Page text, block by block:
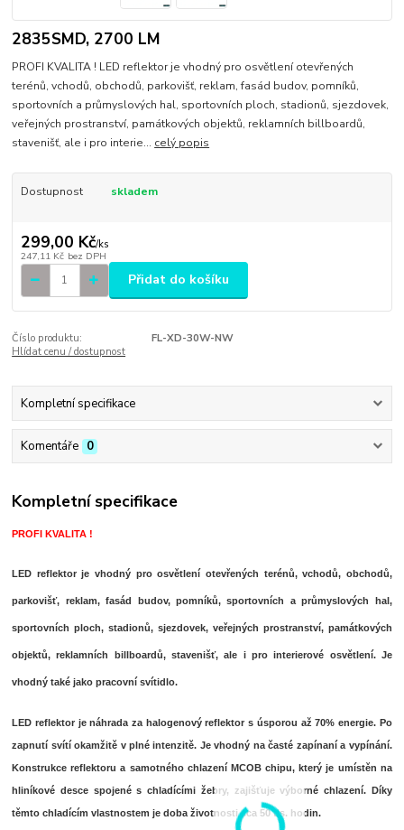
2835SMD, 2700 LM
PROFI KVALITA ! LED reflektor je vhodný pro osvětlení otevřených
terénů, vchodů, obchodů, parkovišť, reklam, fasád budov, pomníků,
sportovních a průmyslových hal, sportovních ploch, stadionů, sjezdovek,
veřejných prostranství, památkových objektů, reklamních billboardů,
stavenišť, ale i pro interie... celý popis
Dostupnost skladem
299,00 Kč/ks
247,11 Kč bez DPH
Přidat do košíku
Číslo produktu:
FL-XD-30W-NW
Hlídat cenu / dostupnost
Kompletní specifikace
Komentáře 0
Kompletní specifikace
PROFI KVALITA !
LED reflektor je vhodný pro osvětlení otevřených terénů, vchodů, obchodů,
parkovišť, reklam, fasád budov, pomníků, sportovních a průmyslových hal,
sportovních ploch, stadionů, sjezdovek, veřejných prostranství, památkových
objektů, reklamních billboardů, stavenišť, ale i pro interierové osvětlení. Je
vhodný také jako pracovní svítidlo.
LED reflektor je náhrada za halogenový reflektor s úsporou až 70% energie. Po
zapnutí svítí okamžitě v plné intenzitě. Je vhodný na časté zapínaní a vypínání.
Konstrukce reflektoru a samotného chlazení MCOB chipu, který je umístěn na
hliníkové desce spojené s chladícími žebry, zajišťuje výborné chlazení. Díky
těmto chladícím vlastnostem je doba životnosti cca 50 tis. hodin.